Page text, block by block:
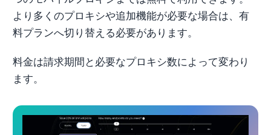
より多くのプロキシや追加機能が必要な場合は、有
料プランへ切り替える必要があります。
料金は請求期間と必要なプロキシ数によって変わり
ます。